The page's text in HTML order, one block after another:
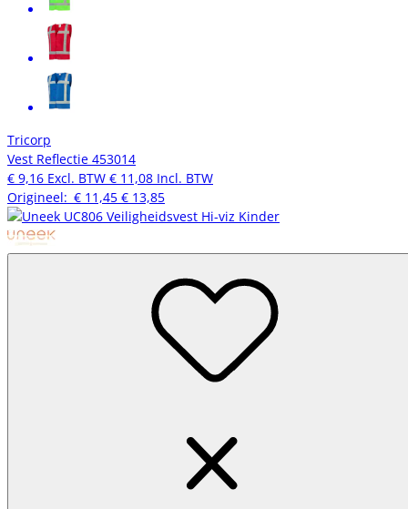
Tricorp
Vest Reflectie 453014
€ 9,16 Excl. BTW € 11,08 Incl. BTW
Origineel: € 11,45 € 13,85